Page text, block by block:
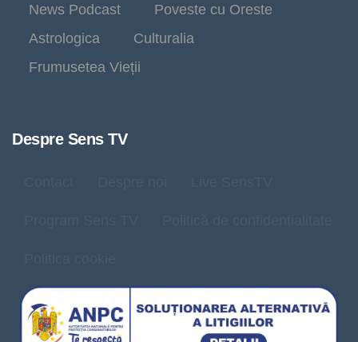
News Podcast
Poveste cu Oreste
Astrologica
Culturalia
Frumusetea Vieții
Despre Sens TV